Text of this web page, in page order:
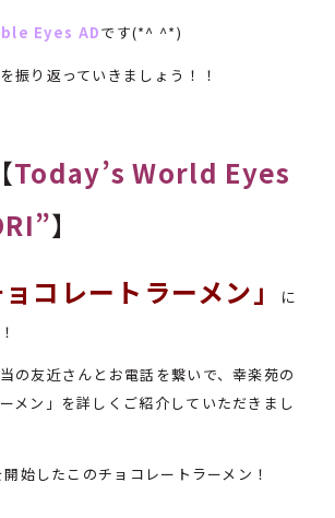
Eyes ADです(*^ ^*)
振り返っていきましょう！！
【Today’s World Eyes
】
コレートラーメン」
に
の友近さんとお電話を繋いで、幸楽苑の
メン」を詳しくご紹介していただきまし
始したこのチョコレートラーメン！